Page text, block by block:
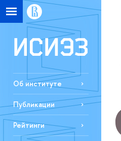
Об институте
Публикации
Рейтинги